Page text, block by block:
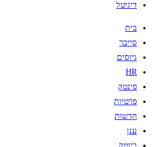
דיגיטל
בית
סייבר
גיוסים
HR
פינטק
פרטיות
חדשות
ענן